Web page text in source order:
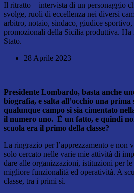
Il ritratto – intervista di un personaggio
svolge, ruoli di eccellenza nei diversi
arbitro, notaio, sindaco, giudice
promozionali della Sicilia produttiva. Ha
Stato.
28 Aprile 2023
Presidente Lombardo, basta anche
biografia, e salta all’occhio una
qualunque campo si sia cimentato
il numero uno. È un fatto, e quindi
scuola era il primo della classe?
La ringrazio per l’apprezzamento e non
solo cercato nelle varie mie attività di
dare alle organizzazioni, istituzioni per
migliore funzionalità ed operatività. A
classe, tra i primi sì.